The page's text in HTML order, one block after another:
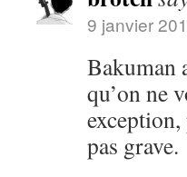
9 janvier
Bakuman
qu’on ne
pas grave.